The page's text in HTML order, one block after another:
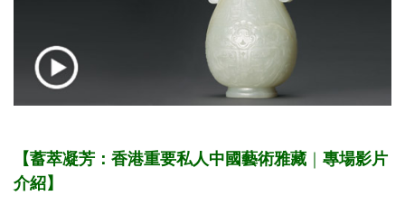
【蓄萃凝芳：香港重要私人中國藝術雅藏
專場影片
介紹】